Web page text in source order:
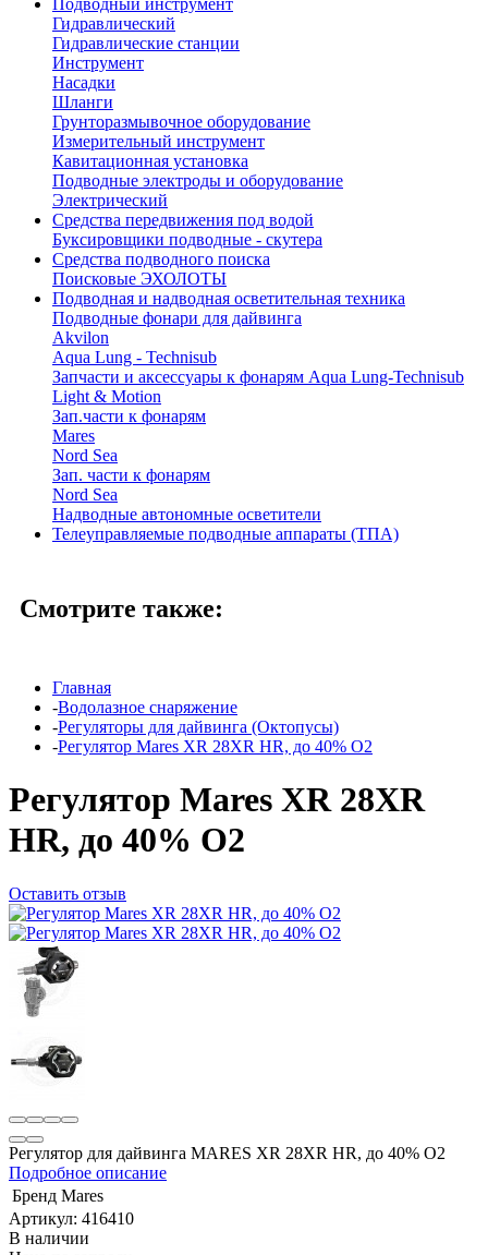
Подводный инструмент
Гидравлический
Гидравлические станции
Инструмент
Насадки
Шланги
Грунторазмывочное оборудование
Измерительный инструмент
Кавитационная установка
Подводные электроды и оборудование
Электрический
Средства передвижения под водой
Буксировщики подводные - скутера
Средства подводного поиска
Поисковые ЭХОЛОТЫ
Подводная и надводная осветительная техника
Подводные фонари для дайвинга
Akvilon
Aqua Lung - Technisub
Запчасти и аксессуары к фонарям Aqua Lung-Technisub
Light & Motion
Зап.части к фонарям
Mares
Nord Sea
Зап. части к фонарям
Nord Sea
Надводные автономные осветители
Телеуправляемые подводные аппараты (ТПА)
Смотрите также:
Главная
-Водолазное снаряжение
-Регуляторы для дайвинга (Октопусы)
-Регулятор Mares XR 28XR HR, до 40% О2
Регулятор Mares XR 28XR
HR, до 40% О2
Оставить отзыв
Регулятор для дайвинга MARES XR 28XR HR, до 40% О2
Подробное описание
Бренд Mares
Артикул: 416410
В наличии